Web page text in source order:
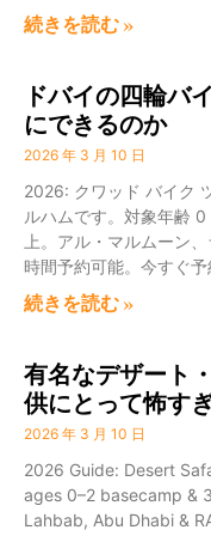
続きを読む »
ドバイの四輪バ
にできるのか
2026 年 3 月 10 日
2026: クワッド バイク
ルハムです。対象年齢
上。アル・マルムーン
時間予約可能。今すぐ予
続きを読む »
有名なデザート
供にとって怖す
2026 年 3 月 10 日
2026 Guide: Desert
ages 0–2 basecamp &
Lahbab, Abu Dhabi &